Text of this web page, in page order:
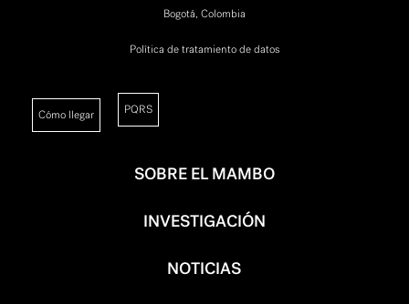
Bogotá, Colombia
Política de tratamiento de datos
Cómo llegar PQRS
SOBRE EL MAMBO
INVESTIGACIÓN
NOTICIAS